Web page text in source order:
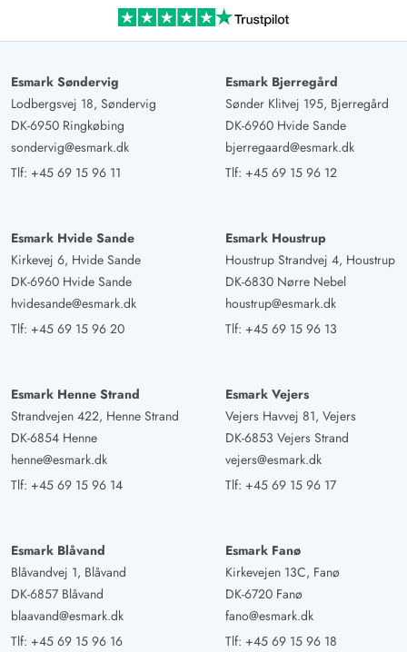
Esmark Søndervig
Lodbergsvej 18, Søndervig
DK-6950 Ringkøbing
sondervig@esmark.dk
Tlf: +45 69 15 96 11
Esmark Bjerregård
Sønder Klitvej 195, Bjerregård
DK-6960 Hvide Sande
bjerregaard@esmark.dk
Tlf: +45 69 15 96 12
Esmark Hvide Sande
Kirkevej 6, Hvide Sande
DK-6960 Hvide Sande
hvidesande@esmark.dk
Tlf: +45 69 15 96 20
Esmark Houstrup
Houstrup Strandvej 4, Houstrup
DK-6830 Nørre Nebel
houstrup@esmark.dk
Tlf: +45 69 15 96 13
Esmark Henne Strand
Strandvejen 422, Henne Strand
DK-6854 Henne
henne@esmark.dk
Tlf: +45 69 15 96 14
Esmark Vejers
Vejers Havvej 81, Vejers
DK-6853 Vejers Strand
vejers@esmark.dk
Tlf: +45 69 15 96 17
Esmark Blåvand
Blåvandvej 1, Blåvand
DK-6857 Blåvand
blaavand@esmark.dk
Tlf: +45 69 15 96 16
Esmark Fanø
Kirkevejen 13C, Fanø
DK-6720 Fanø
fano@esmark.dk
Tlf: +45 69 15 96 18